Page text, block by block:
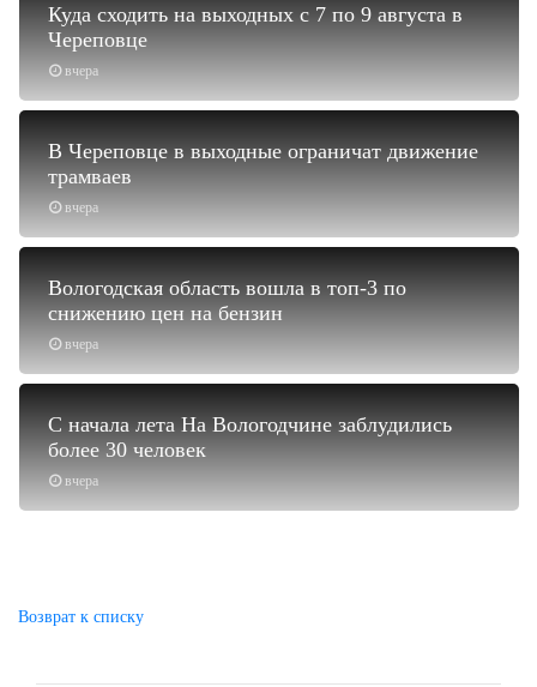
вчера
Куда сходить на выходных с 7 по 9 августа в
Череповце
вчера
В Череповце в выходные ограничат движение
трамваев
вчера
Вологодская область вошла в топ-3 по
снижению цен на бензин
вчера
С начала лета На Вологодчине заблудились
более 30 человек
Возврат к списку